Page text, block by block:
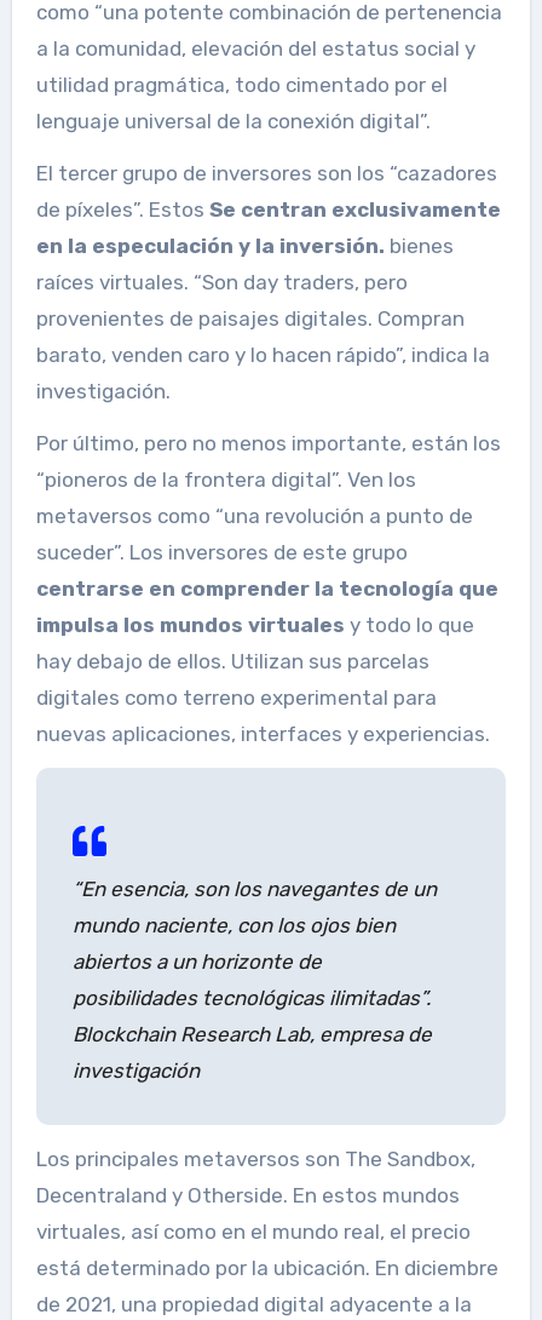
como “una potente combinación de pertenencia
a la comunidad, elevación del estatus social y
utilidad pragmática, todo cimentado por el
lenguaje universal de la conexión digital”.
El tercer grupo de inversores son los “cazadores
de píxeles”. Estos Se centran exclusivamente
en la especulación y la inversión. bienes
raíces virtuales. “Son day traders, pero
provenientes de paisajes digitales. Compran
barato, venden caro y lo hacen rápido”, indica la
investigación.
Por último, pero no menos importante, están los
“pioneros de la frontera digital”. Ven los
metaversos como “una revolución a punto de
suceder”. Los inversores de este grupo
centrarse en comprender la tecnología que
impulsa los mundos virtuales y todo lo que
hay debajo de ellos. Utilizan sus parcelas
digitales como terreno experimental para
nuevas aplicaciones, interfaces y experiencias.
“En esencia, son los navegantes de un
mundo naciente, con los ojos bien
abiertos a un horizonte de
posibilidades tecnológicas ilimitadas”.
Blockchain Research Lab, empresa de
investigación
Los principales metaversos son The Sandbox,
Decentraland y Otherside. En estos mundos
virtuales, así como en el mundo real, el precio
está determinado por la ubicación. En diciembre
de 2021, una propiedad digital adyacente a la